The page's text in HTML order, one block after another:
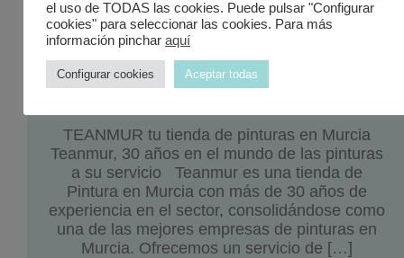
TEANMUR tu tienda de pinturas en Murcia
Teanmur, 30 años en el mundo de las pinturas
a su servicio Teanmur es una tienda de
Pintura en Murcia con más de 30 años de
experiencia en el sector, consolidándose como
una de las mejores empresas de pinturas en
Murcia. Ofrecemos un servicio de […]
el uso de TODAS las cookies. Puede pulsar "Configurar
cookies" para seleccionar las cookies. Para más
información pinchar aquí
Configurar cookies Aceptar todas